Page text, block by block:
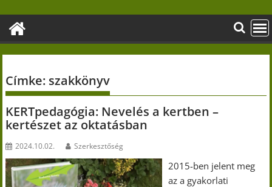
content
Címke: szakkönyv
KERTpedagógia: Nevelés a kertben –
kertészet az oktatásban
2024.10.02. Szerkesztőség
2015-ben jelent meg
az a gyakorlati